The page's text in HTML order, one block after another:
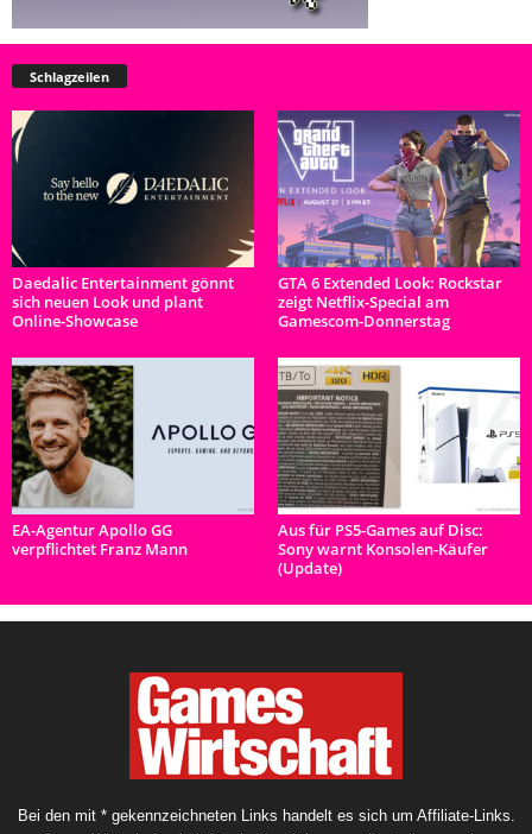
Schlagzeilen
Daedalic Entertainment gönnt
sich neuen Look und plant
Online-Showcase
GTA 6 Extended Look: Rockstar
zeigt Netflix-Special am
Gamescom-Donnerstag
EA-Agentur Apollo GG
verpflichtet Franz Mann
Aus für PS5-Games auf Disc:
Sony warnt Konsolen-Käufer
(Update)
Bei den mit * gekennzeichneten Links handelt es sich um Affiliate-Links.